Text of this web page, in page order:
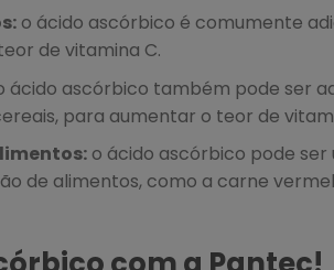
o ácido ascórbico é comumente
de vitamina C.
ácido ascórbico também pode ser
para aumentar o teor de
o ácido ascórbico pode ser
de alimentos, como a carne